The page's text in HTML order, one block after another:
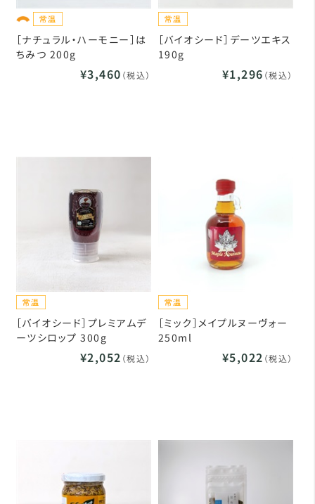
［ナチュラル・ハーモニー］は
ちみつ 200g
¥3,460 （税込）
［バイオシード］デーツエキス
190g
¥1,296 （税込）
［バイオシード］プレミアムデ
ーツシロップ 300g
¥2,052 （税込）
［ミック］メイプルヌーヴォー
250ml
¥5,022 （税込）